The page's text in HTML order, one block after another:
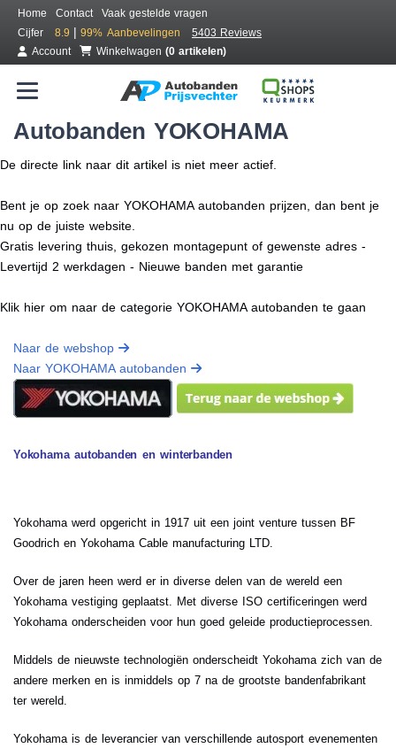
Home Contact
Vaak gestelde vragen
Cijfer
8.9 | 99% Aanbevelingen
5403 Reviews
Account
Winkelwagen (0 artikelen)
Autobanden YOKOHAMA
De directe link naar dit artikel is niet meer actief.
Bent je op zoek naar YOKOHAMA autobanden prijzen, dan bent je
nu op de juiste website.
Gratis levering thuis, gekozen montagepunt of gewenste adres -
Levertijd 2 werkdagen - Nieuwe banden met garantie
Klik hier om naar de categorie YOKOHAMA autobanden te gaan
Naar de webshop
Naar YOKOHAMA autobanden
Yokohama autobanden en winterbanden
Yokohama werd opgericht in 1917 uit een joint venture tussen BF
Goodrich en Yokohama Cable manufacturing LTD.
Over de jaren heen werd er in diverse delen van de wereld een
Yokohama vestiging geplaatst. Met diverse ISO certificeringen werd
Yokohama onderscheiden voor hun goed geleide productieprocessen.
Middels de nieuwste technologiën onderscheidt Yokohama zich van de
andere merken en is inmiddels op 7 na de grootste bandenfabrikant
ter wereld.
Yokohama is de leverancier van verschillende autosport evenementen